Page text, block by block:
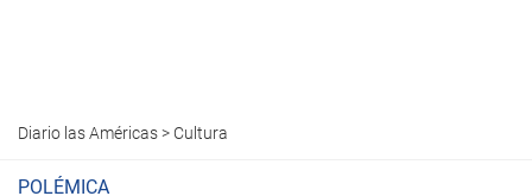
Diario las Américas> Cultura
POLÉMICA